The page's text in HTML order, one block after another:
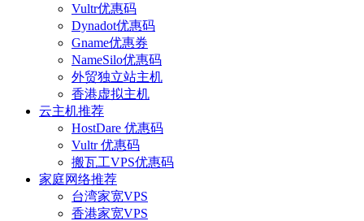
Vultr优惠码
Dynadot优惠码
Gname优惠券
NameSilo优惠码
外贸独立站主机
香港虚拟主机
云主机推荐
HostDare 优惠码
Vultr 优惠码
搬瓦工VPS优惠码
家庭网络推荐
台湾家宽VPS
香港家宽VPS